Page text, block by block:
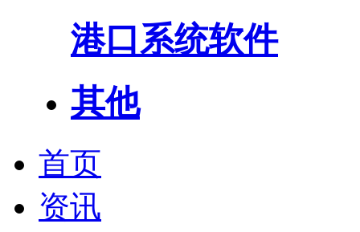
港口系统软件
其他
首页
资讯